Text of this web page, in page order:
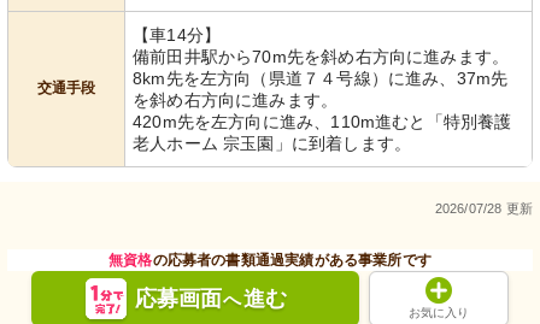
交通手段
【車14分】
備前田井駅から70m先を斜め右方向に進みます。
8km先を左方向（県道７４号線）に進み、37m先
を斜め右方向に進みます。
420m先を左方向に進み、110m進むと「特別養護
老人ホーム 宗玉園」に到着します。
2026/07/28 更新
無資格の応募者の書類通過実績がある事業所です
応募画面へ進む
お気に入り